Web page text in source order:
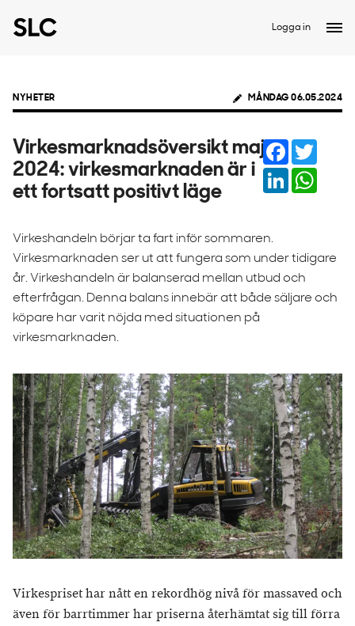
Logga in
NYHETER MÅNDAG 06.05.2024
Virkesmarknadsöversikt maj
2024: virkesmarknaden är i
ett fortsatt positivt läge
Facebook
LinkedIn
Virkeshandeln börjar ta fart inför sommaren.
Virkesmarknaden ser ut att fungera som under tidigare
år. Virkeshandeln är balanserad mellan utbud och
efterfrågan. Denna balans innebär att både säljare och
köpare har varit nöjda med situationen på
virkesmarknaden.
Virkespriset har nått en rekordhög nivå för massaved och
även för barrtimmer har priserna återhämtat sig till förra